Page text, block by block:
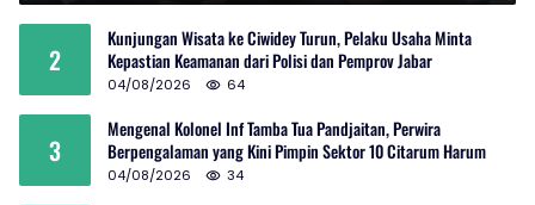
2
Kunjungan Wisata ke Ciwidey Turun, Pelaku Usaha Minta
Kepastian Keamanan dari Polisi dan Pemprov Jabar
04/08/2026 64
3
Mengenal Kolonel Inf Tamba Tua Pandjaitan, Perwira
Berpengalaman yang Kini Pimpin Sektor 10 Citarum Harum
04/08/2026 34